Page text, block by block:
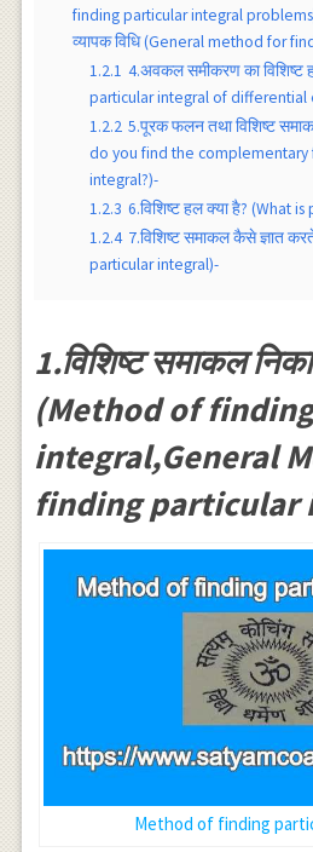
finding particular integral
व्यापक विधि (General method for
1.2.1 4.अवकल समीकरण का विशिष्ट
particular integral of differential
1.2.2 5.पूरक फलन तथा विशिष्ट
do you find the complementary
integral?)-
1.2.3 6.विशिष्ट हल क्या है? (What
1.2.4 7.विशिष्ट समाकल कैसे ज्ञात
particular integral)-
1.विशिष्ट समाकल
(Method of
integral,General
finding particular
Method of finding